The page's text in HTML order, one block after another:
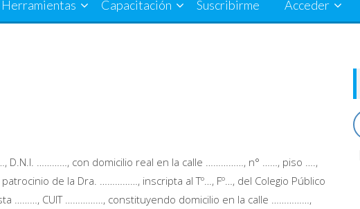
Herramientas Capacitación Suscribirme Acceder
D.N.I. …………, con domicilio real en la calle ……………, n° ……, piso ….,
de la Dra. ……………, inscripta al Tº…, Fº…, del Colegio Público
………, CUIT ……………, constituyendo domicilio en la calle ……………,